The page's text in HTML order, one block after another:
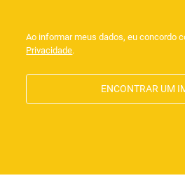
Ao informar meus dados, eu concordo
Privacidade.
ENCONTRAR UM